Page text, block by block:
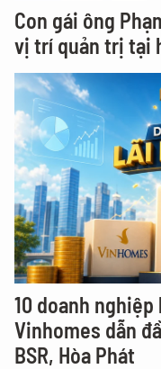
Con gái ông
vị trí quản trị tại
10 doanh
Vinhomes dẫn
BSR, Hòa Phát